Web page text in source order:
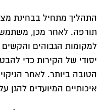
התהליך מתחיל בבחינת
תורפה. לאחר מכן,
למקומות הגבוהים והקשים
יסודי של הקירות כדי
הטובה ביותר. לאחר
איכותיים המיועדים להגן